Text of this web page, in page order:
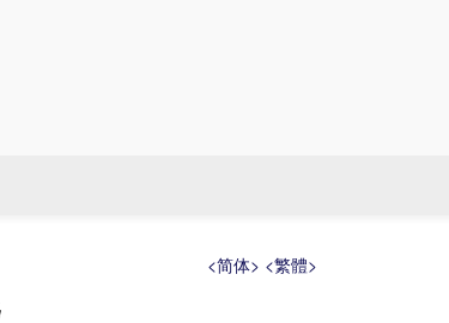
<简体> <繁體>